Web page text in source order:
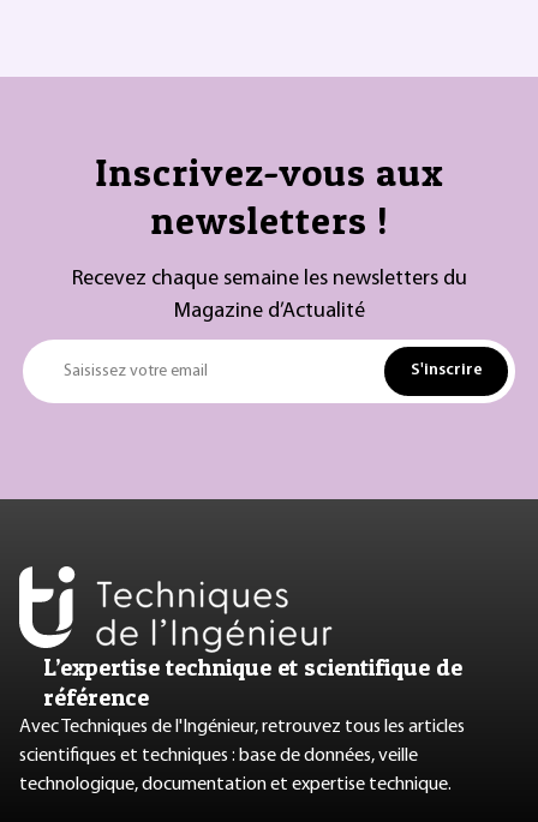
Inscrivez-vous aux
newsletters !
Recevez chaque semaine les newsletters du
Magazine d’Actualité
Saisissez votre email S'inscrire
L’expertise technique et scientifique de
référence
Avec Techniques de l'Ingénieur, retrouvez tous les articles
scientifiques et techniques : base de données, veille
technologique, documentation et expertise technique.